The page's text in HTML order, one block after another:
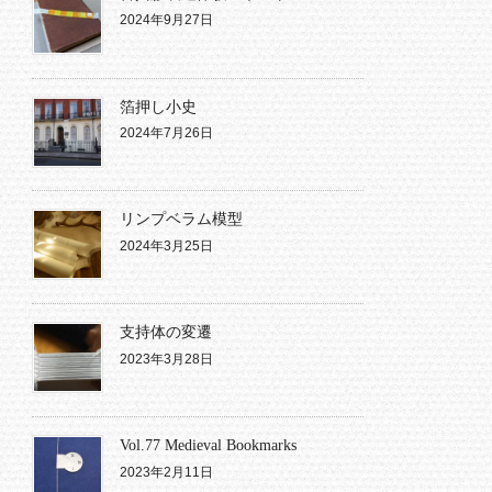
2024年9月27日
箔押し小史
2024年7月26日
リンプベラム模型
2024年3月25日
支持体の変遷
2023年3月28日
Vol.77 Medieval Bookmarks
2023年2月11日